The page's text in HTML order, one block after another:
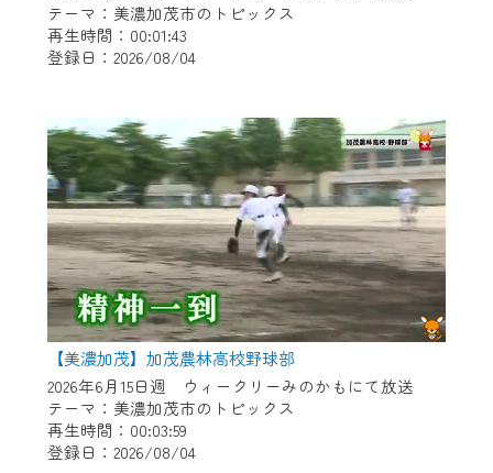
テーマ：美濃加茂市のトピックス
再生時間：00:01:43
登録日：2026/08/04
【美濃加茂】加茂農林高校野球部
2026年6月15日週 ウィークリーみのかもにて放送
テーマ：美濃加茂市のトピックス
再生時間：00:03:59
登録日：2026/08/04
要となります。
※MyIDとは、CCNet Web TVを含むCCNetの
各種サービスをご利用頂くためのIDです。
で設定できます。
（GmailやYahooなどのフリーメールアドレ
スでも作成可能です）
※マイページへのログイン・MyIDの新規登
録はこちらから
※CCNetアプリをご利用中の方は引き続き
ご視聴いただけます。
＜メンテナンス情報＞
CCNetWebTVのリニューアルにともないメ
ンテナンス作業を予定しています。